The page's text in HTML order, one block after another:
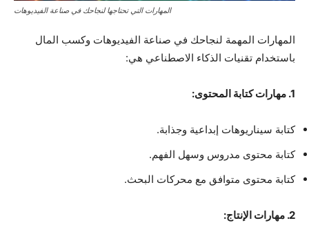
المهارات التي تحتاجها لنجاحك في صناعة الفيديوهات
المهارات المهمة لنجاحك في صناعة الفيديوهات وكسب المال
باستخدام تقنيات الذكاء الاصطناعي هي:
1. مهارات كتابة المحتوى:
كتابة سيناريوهات إبداعية وجذابة.
كتابة محتوى مدروس وسهل الفهم.
كتابة محتوى متوافق مع محركات البحث.
2. مهارات الإنتاج: